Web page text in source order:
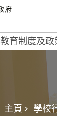
教育制度及政
主頁 > 學校